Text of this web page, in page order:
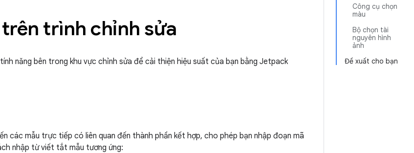
Công cụ chọn
màu
Bộ chọn tài
nguyên hình
ảnh
Đề xuất cho bạn
trình chỉnh sửa
năng bên trong khu vực chỉnh sửa để cải thiện hiệu suất của bạn bằng Jetpack
các mẫu trực tiếp có liên quan đến thành phần kết hợp, cho phép bạn nhập đoạn mã
nhập từ viết tắt mẫu tương ứng: